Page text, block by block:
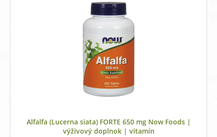
Alfalfa (Lucerna siata) FORTE 650 mg Now Foods |
výživový doplnok | vitamín